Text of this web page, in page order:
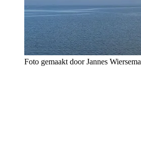
Foto gemaakt door Jannes Wiersema